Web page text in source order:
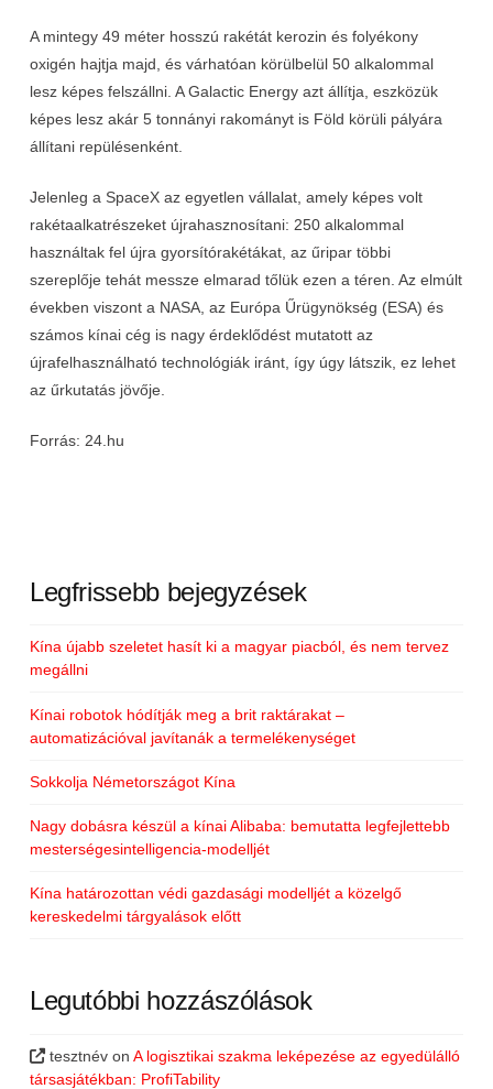
A mintegy 49 méter hosszú rakétát kerozin és folyékony
oxigén hajtja majd, és várhatóan körülbelül 50 alkalommal
lesz képes felszállni. A Galactic Energy azt állítja, eszközük
képes lesz akár 5 tonnányi rakományt is Föld körüli pályára
állítani repülésenként.
Jelenleg a SpaceX az egyetlen vállalat, amely képes volt
rakétaalkatrészeket újrahasznosítani: 250 alkalommal
használtak fel újra gyorsítórakétákat, az űripar többi
szereplője tehát messze elmarad tőlük ezen a téren. Az elmúlt
években viszont a NASA, az Európa Űrügynökség (ESA) és
számos kínai cég is nagy érdeklődést mutatott az
újrafelhasználható technológiák iránt, így úgy látszik, ez lehet
az űrkutatás jövője.
Forrás: 24.hu
Legfrissebb bejegyzések
Kína újabb szeletet hasít ki a magyar piacból, és nem tervez
megállni
Kínai robotok hódítják meg a brit raktárakat –
automatizációval javítanák a termelékenységet
Sokkolja Németországot Kína
Nagy dobásra készül a kínai Alibaba: bemutatta legfejlettebb
mesterségesintelligencia-modelljét
Kína határozottan védi gazdasági modelljét a közelgő
kereskedelmi tárgyalások előtt
Legutóbbi hozzászólások
tesztnév onA logisztikai szakma leképezése az egyedülálló
társasjátékban: ProfiTability